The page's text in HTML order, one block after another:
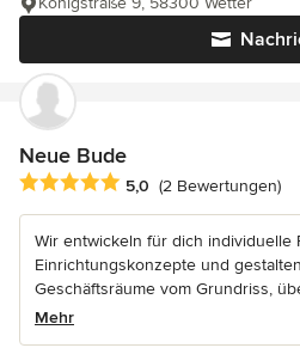
Neue Bude
Durchschnittliche Bewertung: 5
5,0 (2 Bewertungen)
Wir entwickeln für dich individuelle
Einrichtungskonzepte und
Geschäftsräume vom Grundriss,
Mehr